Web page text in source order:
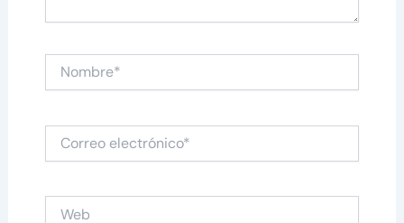
Nombre*
Correo
electrónico*